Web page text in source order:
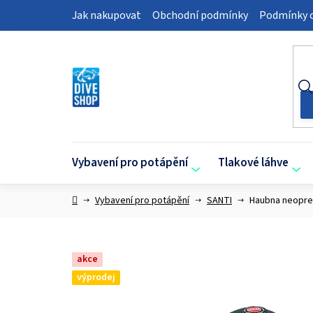
Jak nakupovat Obchodní podmínky Podmínky
Vybavení pro potápění Tlakové láhve
DomůVybavení pro potápění SANTI Haubna
akce
výprodej